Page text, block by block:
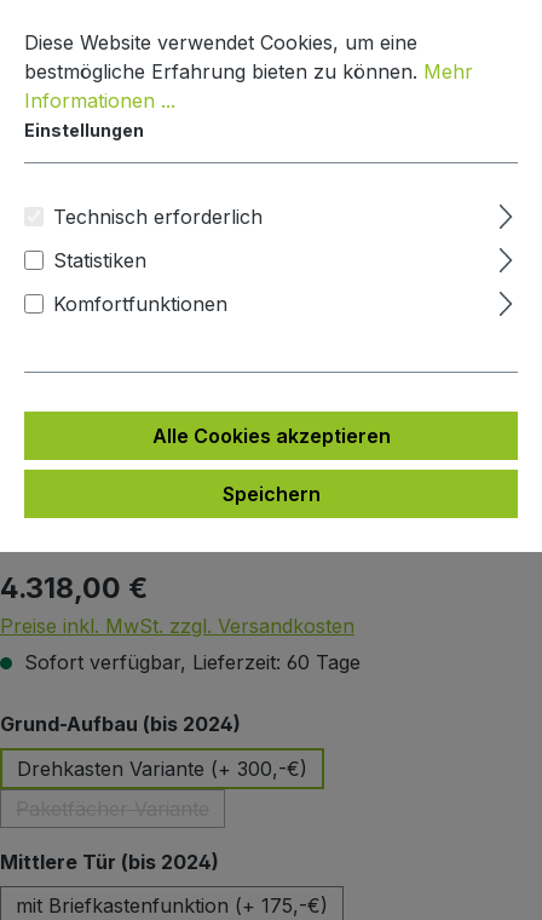
Paketkasten Classic Line
Mypaketkasten
Bildergalerie überspringen
Regulärer Preis:
4.318,00 €
Preise inkl. MwSt. zzgl. Versandkosten
Sofort verfügbar, Lieferzeit: 60 Tage
Grund-Aufbau (bis 2024)
Drehkasten Variante (+ 300,-€)
(Diese Option ist zurzeit nicht verfügbar.)
Mittlere Tür (bis 2024)
mit Briefkastenfunktion (+ 175,-€)
Diese Website verwendet Cookies, um eine
bestmögliche Erfahrung bieten zu können. Mehr
Informationen ...
Einstellungen
Technisch erforderlich
Statistiken
Komfortfunktionen
Alle Cookies akzeptieren
Speichern